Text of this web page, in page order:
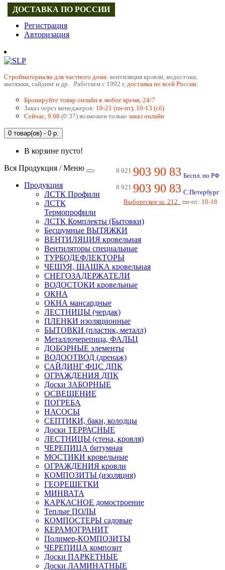
Регистрация
Авторизация
Cтройматериалы для частного дома: вентиляция кровли, водостоки,
вытяжки, сайдинг и др. Работаем с 1992 г, доставка по всей России.
Бронируйте товар онлайн в любое время, 24/7
Заказ через менеджеров: 10-21 (пн-пт), 10-13 (сб)
Сейчас, 9.08 (0:37) возможен только заказ онлайн
0 товар(ов) - 0 р.
В корзине пусто!
8 921 903 90 83 Беспл. по РФ
8 921 903 90 83 С.Петербург
Выборгское ш. 212
пн-пт: 10-18
Вся Продукция / Меню
Продукция
ЛСТК Профили
ЛСТК
Термопрофили
ЛСТК Комплекты (Бытовки)
Бесшумные ВЫТЯЖКИ
ВЕНТИЛЯЦИЯ кровельная
Вентиляторы специальные
ТУРБОДЕФЛЕКТОРЫ
ЧЕШУЯ, ШАШКА кровельная
СНЕГОЗАДЕРЖАТЕЛИ
ВОДОСТОКИ кровельные
ОКНА
ОКНА мансардные
ЛЕСТНИЦЫ (чердак)
ПЛЕНКИ изоляционные
БЫТОВКИ (пластик, металл)
Металлочерепица, ФАЛЬЦ
ДОБОРНЫЕ элементы
ВОДООТВОД (дренаж)
САЙДИНГ ФЦС ДПК
ОГРАЖДЕНИЯ ДПК
Доски ЗАБОРНЫЕ
ОСВЕЩЕНИЕ
ПОГРЕБА
НАСОСЫ
СЕПТИКИ, баки, колодцы
Доски ТЕРРАСНЫЕ
ЛЕСТНИЦЫ (стена, кровля)
ЧЕРЕПИЦА битумная
МОСТИКИ кровельные
ОГРАЖДЕНИЯ кровли
КОМПОЗИТЫ (изоляция)
ГЕОРЕШЕТКИ
МИНВАТА
КАРКАСНОЕ домостроение
Теплые ПОЛЫ
КОМПОСТЕРЫ садовые
КЕРАМОГРАНИТ
Полимер-КОМПОЗИТЫ
ЧЕРЕПИЦА композит
Доски ПАРКЕТНЫЕ
Доски ЛАМИНАТНЫЕ
ДОСТАВКА ПО РОССИИ